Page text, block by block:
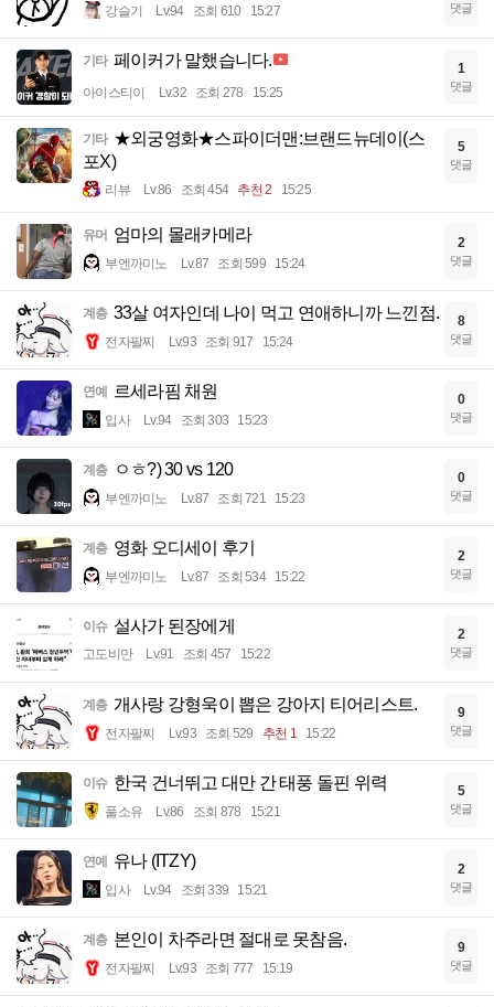
강슬기 Lv.94 조회 610 15:27 댓글
기타 페이커가 말했습니다.
아이스티이 Lv.32 조회 278 15:25
1
댓글
기타 ★외궁영화★스파이더맨:브랜드뉴데이(스
포X)
리뷰 Lv.86 조회 454 추천 2 15:25
5
댓글
유머 엄마의 몰래카메라
부엔까미노 Lv.87 조회 599 15:24
2
댓글
계층 33살 여자인데 나이 먹고 연애하니까 느낀점.
전자팔찌 Lv.93 조회 917 15:24
8
댓글
연예 르세라핌 채원
입사 Lv.94 조회 303 15:23
0
댓글
계층 ㅇㅎ?) 30 vs 120
부엔까미노 Lv.87 조회 721 15:23
0
댓글
계층 영화 오디세이 후기
부엔까미노 Lv.87 조회 534 15:22
2
댓글
이슈 설사가 된장에게
고도비만 Lv.91 조회 457 15:22
2
댓글
계층 개사랑 강형욱이 뽑은 강아지 티어리스트.
전자팔찌 Lv.93 조회 529 추천 1 15:22
9
댓글
이슈 한국 건너뛰고 대만 간 태풍 돌핀 위력
풀소유 Lv.86 조회 878 15:21
5
댓글
연예 유나 (ITZY)
입사 Lv.94 조회 339 15:21
2
댓글
계층 본인이 차주라면 절대로 못참음.
전자팔찌 Lv.93 조회 777 15:19
9
댓글